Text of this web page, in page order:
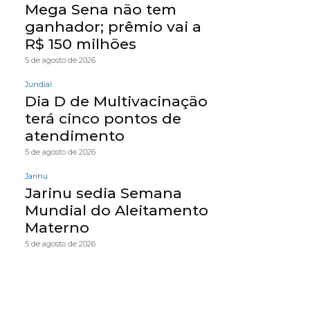
Mega Sena não tem
ganhador; prêmio vai a
R$ 150 milhões
5 de agosto de 2026
Jundiaí
Dia D de Multivacinação
terá cinco pontos de
atendimento
5 de agosto de 2026
Jarinu
Jarinu sedia Semana
Mundial do Aleitamento
Materno
5 de agosto de 2026